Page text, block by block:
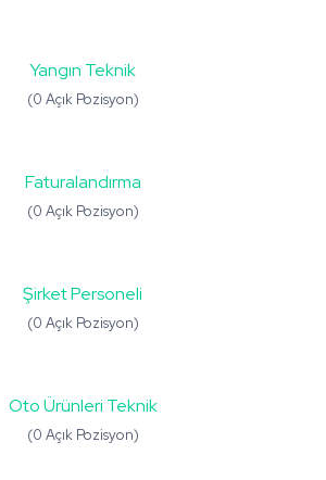
Yangın Teknik
(0 Açık Pozisyon)
Faturalandırma
(0 Açık Pozisyon)
Şirket Personeli
(0 Açık Pozisyon)
Oto Ürünleri Teknik
(0 Açık Pozisyon)